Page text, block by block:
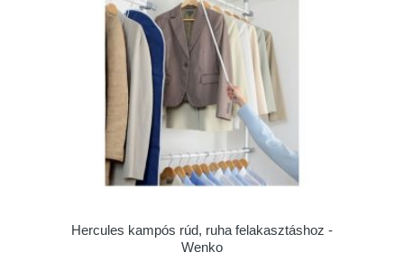
Hercules kampós rúd, ruha felakasztáshoz -
Wenko